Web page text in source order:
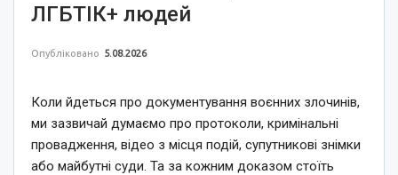
ЛГБТІК+ людей
Опубліковано 5.08.2026
Коли йдеться про документування воєнних злочинів,
ми зазвичай думаємо про протоколи, кримінальні
провадження, відео з місця подій, супутникові знімки
або майбутні суди. Та за кожним доказом стоїть